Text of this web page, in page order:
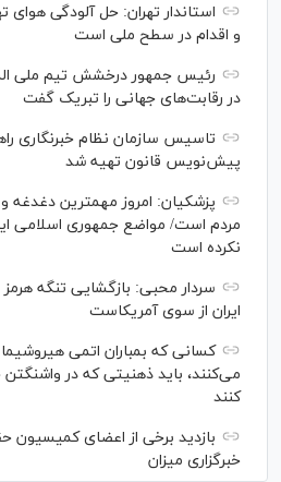
استاندار تهران: حل آلودگی هوای
و اقدام در سطح ملی است
رئیس جمهور درخشش تیم ملی
در رقابت‌های جهانی را تبریک گفت
تاسیس سازمان نظام خبرنگاری
پیش‌نویس قانون تهیه شد
پزشکیان: امروز مهمترین دغدغه
مردم است/ مواضع جمهوری اسلامی
نکرده است
سردار محبی: بازگشایی تنگه
ایران از سوی آمریکاست
کسانی که بمباران اتمی هیروشیما
می‌کنند، باید ذهنیتی که در
کنند
بازدید برخی از اعضای
خبرگزاری میزان